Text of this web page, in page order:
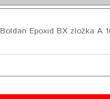
Boldan Epoxid BX zložka A